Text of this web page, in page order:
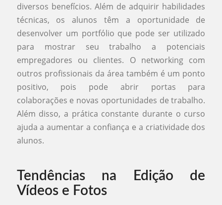
diversos benefícios. Além de adquirir habilidades
técnicas, os alunos têm a oportunidade de
desenvolver um portfólio que pode ser utilizado
para mostrar seu trabalho a potenciais
empregadores ou clientes. O networking com
outros profissionais da área também é um ponto
positivo, pois pode abrir portas para
colaborações e novas oportunidades de trabalho.
Além disso, a prática constante durante o curso
ajuda a aumentar a confiança e a criatividade dos
alunos.
Tendências na Edição de
Vídeos e Fotos